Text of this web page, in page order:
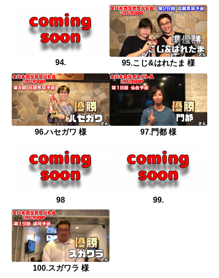
94. 95.こじ&はれたま 様
96.ハセガワ 様 97.門都 様
98 99.
100.スガワラ 様